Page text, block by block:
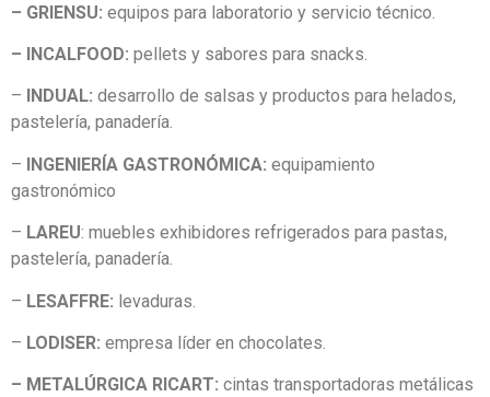
– GRIENSU: equipos para laboratorio y servicio técnico.
– INCALFOOD: pellets y sabores para snacks.
– INDUAL: desarrollo de salsas y productos para helados,
pastelería, panadería.
– INGENIERÍA GASTRONÓMICA: equipamiento
gastronómico
– LAREU: muebles exhibidores refrigerados para pastas,
pastelería, panadería.
– LESAFFRE: levaduras.
– LODISER: empresa líder en chocolates.
– METALÚRGICA RICART: cintas transportadoras metálicas